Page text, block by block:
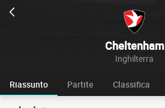
Cheltenham
Inghilterra
Riassunto Partite Classifica